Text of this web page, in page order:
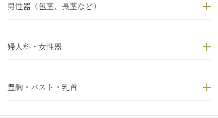
男性器（包茎、長茎など）
婦人科・女性器
豊胸・バスト・乳首